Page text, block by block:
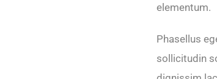
elementum.
Phasellus
sollicitudin